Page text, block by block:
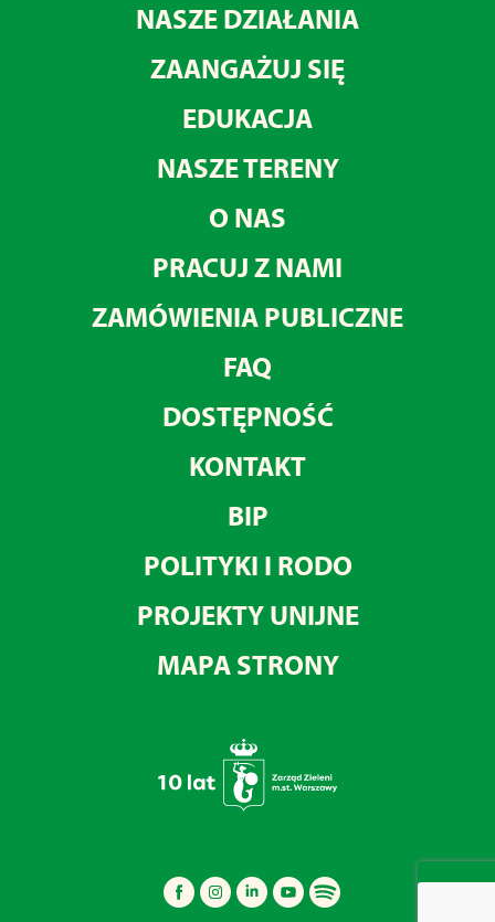
NASZE DZIAŁANIA
ZAANGAŻUJ SIĘ
EDUKACJA
NASZE TERENY
O NAS
PRACUJ Z NAMI
ZAMÓWIENIA PUBLICZNE
FAQ
DOSTĘPNOŚĆ
KONTAKT
BIP
POLITYKI I RODO
PROJEKTY UNIJNE
MAPA STRONY